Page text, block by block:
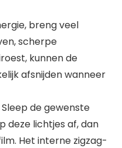
breng veel
scherpe
kunnen de
afsnijden wanneer
de gewenste
deze lichtjes af, dan
Het interne zigzag-